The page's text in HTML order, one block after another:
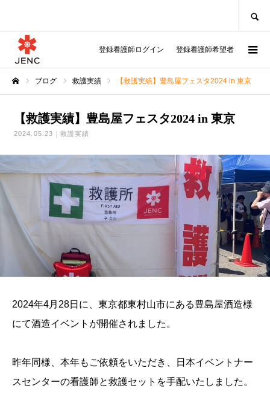
登録看護師ログイン 登録看護師希望者
ブログ 救護実績 【救護実績】豊島屋フェスタ2024 in 東京
【救護実績】豊島屋フェスタ2024 in 東京
2024.05.23 救護実績
2024年4月28日に、東京都東村山市にある豊島屋酒造様
にて酒造イベントが開催されました。
昨年同様、本年もご依頼をいただき、日本イベントナー
スセンターの看護師と救護セットを手配いたしました。